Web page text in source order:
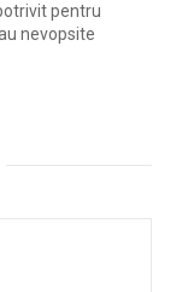
pentru
nevopsite